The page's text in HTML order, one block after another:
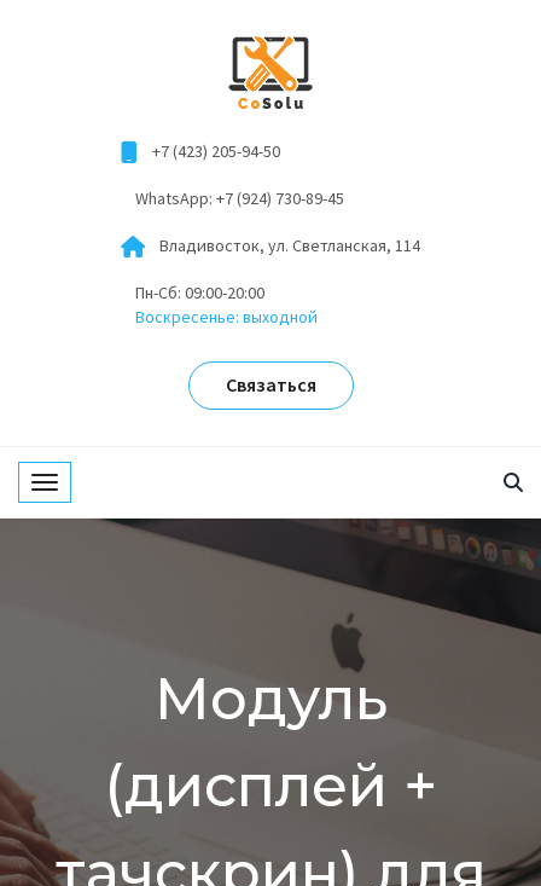
+7 (423) 205-94-50
WhatsApp: +7 (924) 730-89-45
Владивосток, ул. Светланская, 114
Пн-Сб: 09:00-20:00
Воскресенье: выходной
Связаться
Toggle navigation
Модуль
(дисплей +